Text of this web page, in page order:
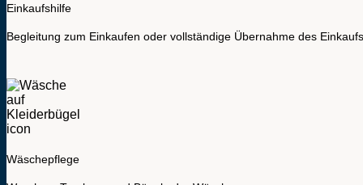
Einkaufshilfe
Begleitung zum Einkaufen oder vollständige Übernahme des Einkaufs
Wäschepflege